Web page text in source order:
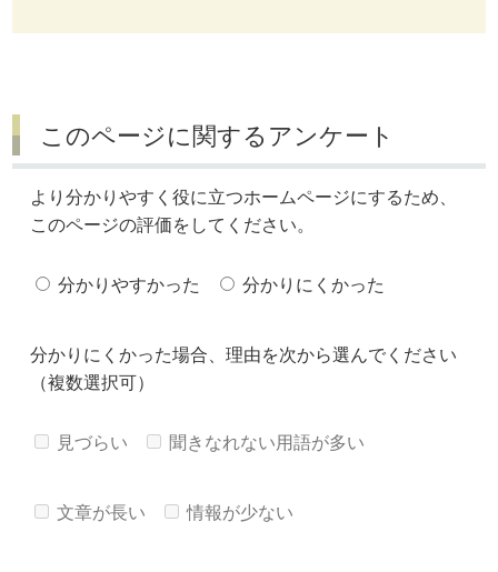
このページに関するアンケート
より分かりやすく役に立つホームページにするため、
このページの評価をしてください。
分かりやすかった 分かりにくかった
分かりにくかった場合、理由を次から選んでください
（複数選択可）
見づらい 聞きなれない用語が多い
文章が長い 情報が少ない